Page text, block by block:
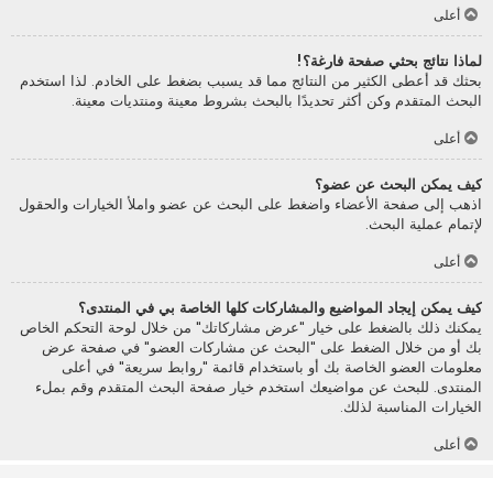
أعلى
لماذا نتائج بحثي صفحة فارغة؟!
بحثك قد أعطى الكثير من النتائج مما قد يسبب بضغط على الخادم. لذا استخدم
البحث المتقدم وكن أكثر تحديدًا بالبحث بشروط معينة ومنتديات معينة.
أعلى
كيف يمكن البحث عن عضو؟
اذهب إلى صفحة الأعضاء واضغط على البحث عن عضو واملأ الخيارات والحقول
لإتمام عملية البحث.
أعلى
كيف يمكن إيجاد المواضيع والمشاركات كلها الخاصة بي في المنتدى؟
يمكنك ذلك بالضغط على خيار "عرض مشاركاتك" من خلال لوحة التحكم الخاص
بك أو من خلال الضغط على "البحث عن مشاركات العضو" في صفحة عرض
معلومات العضو الخاصة بك أو باستخدام قائمة "روابط سريعة" في أعلى
المنتدى. للبحث عن مواضيعك استخدم خيار صفحة البحث المتقدم وقم بملء
الخيارات المناسبة لذلك.
أعلى